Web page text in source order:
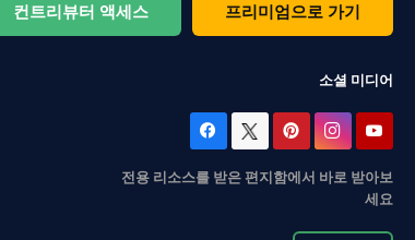
컨트리뷰터 액세스 프리미엄으로 가기
소셜 미디어
전용 리소스를 받은 편지함에서 바로 받아보
세요